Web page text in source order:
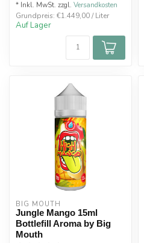
* Inkl. MwSt. zzgl. Versandkosten
Grundpreis: €1.449,00 / Liter
Auf Lager
BIG MOUTH
Jungle Mango 15ml
Bottlefill Aroma by Big
Mouth